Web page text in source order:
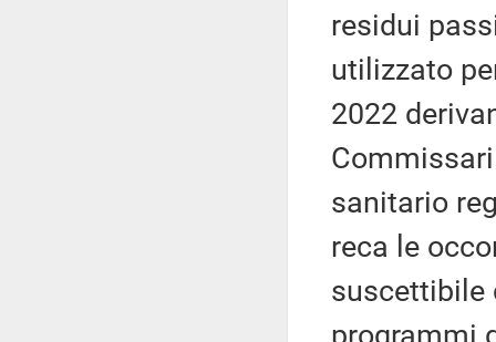
residui
utilizzato
2022
sanitario
reca le
suscettibile